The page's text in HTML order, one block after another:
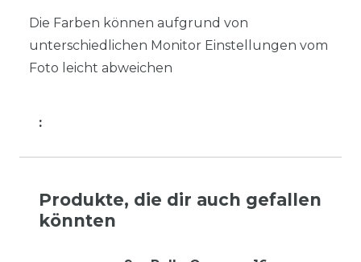
Die Farben können aufgrund von
unterschiedlichen Monitor Einstellungen vom
Foto leicht abweichen
:
Produkte, die dir auch gefallen
könnten